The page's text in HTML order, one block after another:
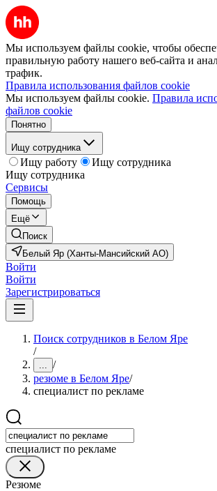
Мы используем файлы cookie, чтобы
правильную работу нашего веб-сайта и
трафик.
Правила использования файлов cookie
Мы используем файлы cookie. Правила
файлов cookie
Понятно
Ищу сотрудника
Ищу работу
Ищу сотрудника
Ищу сотрудника
Сервисы
Помощь
Ещё
Поиск
Белый Яр (Ханты-Мансийский АО)
Войти
Войти
Зарегистрироваться
Поиск сотрудников в Белом Яре
/
... /
резюме в Белом Яре/
специалист по рекламе
специалист по рекламе
Резюме